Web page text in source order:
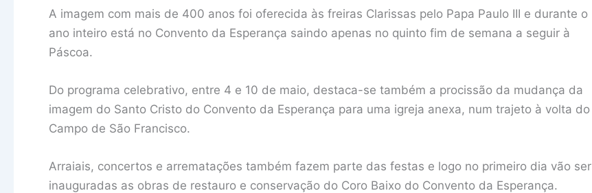
A imagem com mais de 400 anos foi oferecida às freiras Clarissas pelo Papa Paulo III e durante o
ano inteiro está no Convento da Esperança saindo apenas no quinto fim de semana a seguir à
Páscoa.
Do programa celebrativo, entre 4 e 10 de maio, destaca-se também a procissão da mudança da
imagem do Santo Cristo do Convento da Esperança para uma igreja anexa, num trajeto à volta do
Campo de São Francisco.
Arraiais, concertos e arrematações também fazem parte das festas e logo no primeiro dia vão ser
inauguradas as obras de restauro e conservação do Coro Baixo do Convento da Esperança.